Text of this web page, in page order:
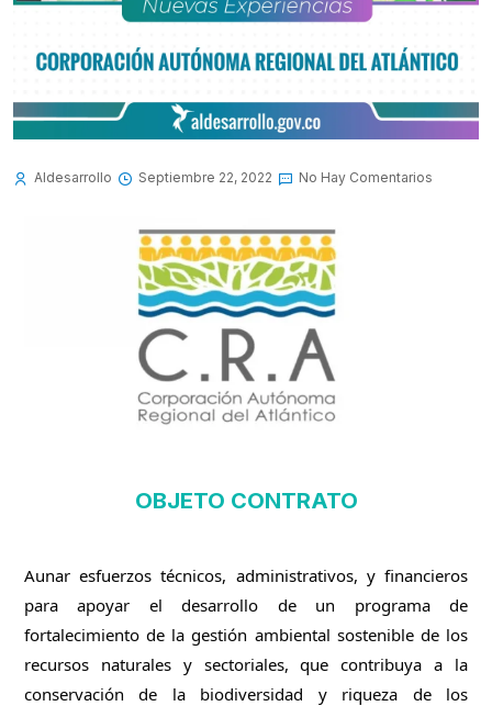
Aldesarrollo Septiembre 22, 2022 No Hay Comentarios
OBJETO CONTRATO
Aunar esfuerzos técnicos, administrativos, y financieros
para apoyar el desarrollo de un programa de
fortalecimiento de la gestión ambiental sostenible de los
recursos naturales y sectoriales, que contribuya a la
conservación de la biodiversidad y riqueza de los